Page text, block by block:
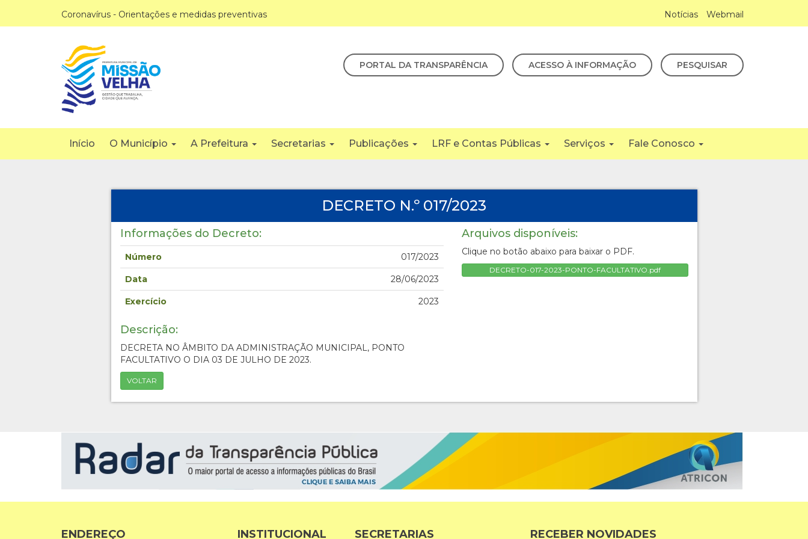
Coronavírus - Orientações e medidas preventivas Notícias Webmail
PORTAL DA TRANSPARÊNCIA ACESSO À INFORMAÇÃO PESQUISAR
Início O Município A Prefeitura Secretarias Publicações LRF e Contas Públicas Serviços Fale Conosco
DECRETO N.º 017/2023
Informações do Decreto:
Número 017/2023
Data 28/06/2023
Exercício 2023
Descrição:
DECRETA NO ÂMBITO DA ADMINISTRAÇÃO MUNICIPAL, PONTO
FACULTATIVO O DIA 03 DE JULHO DE 2023.
VOLTAR
Arquivos disponíveis:
Clique no botão abaixo para baixar o PDF.
DECRETO-017-2023-PONTO-FACULTATIVO.pdf
ENDEREÇO INSTITUCIONAL SECRETARIAS RECEBER NOVIDADES